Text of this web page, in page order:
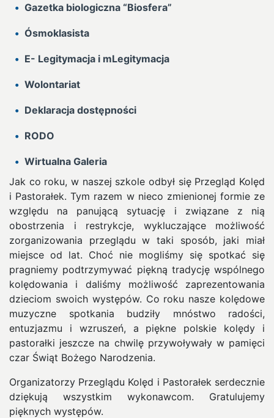
Gazetka biologiczna “Biosfera”
Ósmoklasista
E- Legitymacja i mLegitymacja
Wolontariat
Deklaracja dostępności
RODO
Wirtualna Galeria
Jak co roku, w naszej szkole odbył się Przegląd Kolęd
i Pastorałek. Tym razem w nieco zmienionej formie ze
względu na panującą sytuację i związane z nią
obostrzenia i restrykcje, wykluczające możliwość
zorganizowania przeglądu w taki sposób, jaki miał
miejsce od lat. Choć nie mogliśmy się spotkać się
pragniemy podtrzymywać piękną tradycję wspólnego
kolędowania i daliśmy możliwość zaprezentowania
dzieciom swoich występów. Co roku nasze kolędowe
muzyczne spotkania budziły mnóstwo radości,
entuzjazmu i wzruszeń, a piękne polskie kolędy i
pastorałki jeszcze na chwilę przywoływały w pamięci
czar Świąt Bożego Narodzenia.
Organizatorzy Przeglądu Kolęd i Pastorałek serdecznie
dziękują wszystkim wykonawcom. Gratulujemy
pięknych występów.